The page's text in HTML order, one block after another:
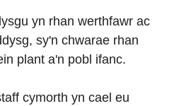
yn rhan werthfawr ac
sy'n chwarae rhan
plant a'n pobl ifanc.
cymorth yn cael eu